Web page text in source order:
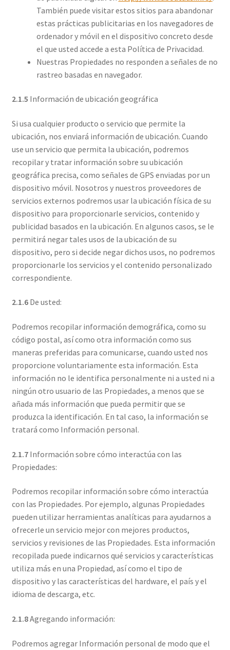
También puede visitar estos sitios para abandonar
estas prácticas publicitarias en los navegadores de
ordenador y móvil en el dispositivo concreto desde
el que usted accede a esta Política de Privacidad.
Nuestras Propiedades no responden a señales de no
rastreo basadas en navegador.
2.1.5 Información de ubicación geográfica
Si usa cualquier producto o servicio que permite la
ubicación, nos enviará información de ubicación. Cuando
use un servicio que permita la ubicación, podremos
recopilar y tratar información sobre su ubicación
geográfica precisa, como señales de GPS enviadas por un
dispositivo móvil. Nosotros y nuestros proveedores de
servicios externos podremos usar la ubicación física de su
dispositivo para proporcionarle servicios, contenido y
publicidad basados en la ubicación. En algunos casos, se le
permitirá negar tales usos de la ubicación de su
dispositivo, pero si decide negar dichos usos, no podremos
proporcionarle los servicios y el contenido personalizado
correspondiente.
2.1.6 De usted:
Podremos recopilar información demográfica, como su
código postal, así como otra información como sus
maneras preferidas para comunicarse, cuando usted nos
proporcione voluntariamente esta información. Esta
información no le identifica personalmente ni a usted ni a
ningún otro usuario de las Propiedades, a menos que se
añada más información que pueda permitir que se
produzca la identificación. En tal caso, la información se
tratará como Información personal.
2.1.7 Información sobre cómo interactúa con las
Propiedades:
Podremos recopilar información sobre cómo interactúa
con las Propiedades. Por ejemplo, algunas Propiedades
pueden utilizar herramientas analíticas para ayudarnos a
ofrecerle un servicio mejor con mejores productos,
servicios y revisiones de las Propiedades. Esta información
recopilada puede indicarnos qué servicios y características
utiliza más en una Propiedad, así como el tipo de
dispositivo y las características del hardware, el país y el
idioma de descarga, etc.
2.1.8Agregando información:
Podremos agregar Información personal de modo que el